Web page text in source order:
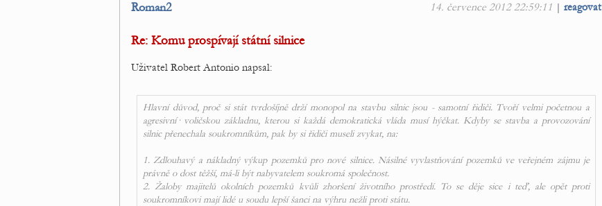
14. července 2012 22:59:11 | reagovat
Roman2
Re: Komu prospívají státní silnice
Uživatel Robert Antonio napsal:
Hlavní důvod, proč si stát tvrdošíjně drží monopol na stavbu silnic jsou - samotní řidiči. Tvoří velmi početnou a
agresivní· voličskou základnu, kterou si každá demokratická vláda musí hýčkat. Kdyby se stavba a provozování
silnic přenechala soukromníkům, pak by si řidiči museli zvykat, na:
1. Zdlouhavý a nákladný výkup pozemků pro nové silnice. Násilné vyvlastňování pozemků ve veřejném zájmu je
právně o dost těžší, má-li být nabyvatelem soukromá společnost.
2. Žaloby majitelů okolních pozemků kvůli zhoršení životního prostředí. To se děje sice i teď, ale opět proti
soukromníkovi mají lidé u soudu lepší šanci na výhru nežli proti státu.